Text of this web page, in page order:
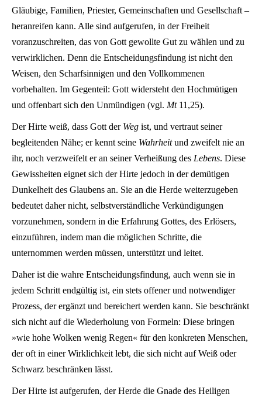
Gläubige, Familien, Priester, Gemeinschaften und Gesellschaft –
heranreifen kann. Alle sind aufgerufen, in der Freiheit
voranzuschreiten, das von Gott gewollte Gut zu wählen und zu
verwirklichen. Denn die Entscheidungsfindung ist nicht den
Weisen, den Scharfsinnigen und den Vollkommenen
vorbehalten. Im Gegenteil: Gott widersteht den Hochmütigen
und offenbart sich den Unmündigen (vgl. Mt 11,25).
Der Hirte weiß, dass Gott der Weg ist, und vertraut seiner
begleitenden Nähe; er kennt seine Wahrheitund zweifelt nie an
ihr, noch verzweifelt er an seiner Verheißung des Lebens. Diese
Gewissheiten eignet sich der Hirte jedoch in der demütigen
Dunkelheit des Glaubens an. Sie an die Herde weiterzugeben
bedeutet daher nicht, selbstverständliche Verkündigungen
vorzunehmen, sondern in die Erfahrung Gottes, des Erlösers,
einzuführen, indem man die möglichen Schritte, die
unternommen werden müssen, unterstützt und leitet.
Daher ist die wahre Entscheidungsfindung, auch wenn sie in
jedem Schritt endgültig ist, ein stets offener und notwendiger
Prozess, der ergänzt und bereichert werden kann. Sie beschränkt
sich nicht auf die Wiederholung von Formeln: Diese bringen
»wie hohe Wolken wenig Regen« für den konkreten Menschen,
der oft in einer Wirklichkeit lebt, die sich nicht auf Weiß oder
Schwarz beschränken lässt.
Der Hirte ist aufgerufen, der Herde die Gnade des Heiligen